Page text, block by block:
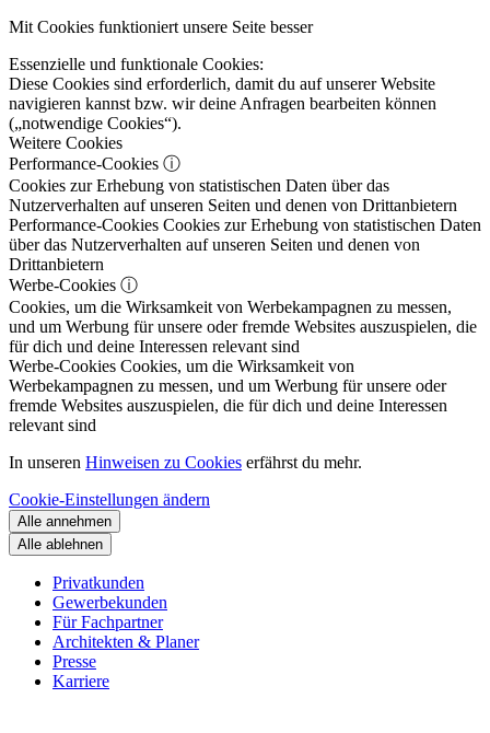
Mit Cookies funktioniert unsere Seite besser
Essenzielle und funktionale Cookies:
Diese Cookies sind erforderlich, damit du auf unserer Website
navigieren kannst bzw. wir deine Anfragen bearbeiten können
(„notwendige Cookies“).
Weitere Cookies
Performance-Cookies ⓘ
Cookies zur Erhebung von statistischen Daten über das
Nutzerverhalten auf unseren Seiten und denen von Drittanbietern
Performance-Cookies Cookies zur Erhebung von statistischen Daten
über das Nutzerverhalten auf unseren Seiten und denen von
Drittanbietern
Werbe-Cookies ⓘ
Cookies, um die Wirksamkeit von Werbekampagnen zu messen,
und um Werbung für unsere oder fremde Websites auszuspielen, die
für dich und deine Interessen relevant sind
Werbe-Cookies Cookies, um die Wirksamkeit von
Werbekampagnen zu messen, und um Werbung für unsere oder
fremde Websites auszuspielen, die für dich und deine Interessen
relevant sind
In unseren Hinweisen zu Cookies erfährst du mehr.
Cookie-Einstellungen ändern
Alle annehmen
Alle ablehnen
Privatkunden
Gewerbekunden
Für Fachpartner
Architekten & Planer
Presse
Karriere